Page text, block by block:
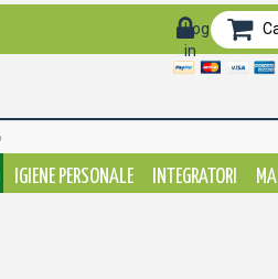
Log-
in
IGIENE PERSONALE INTEGRATORI